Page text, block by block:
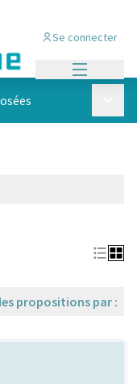
Se connecter
propositions par :